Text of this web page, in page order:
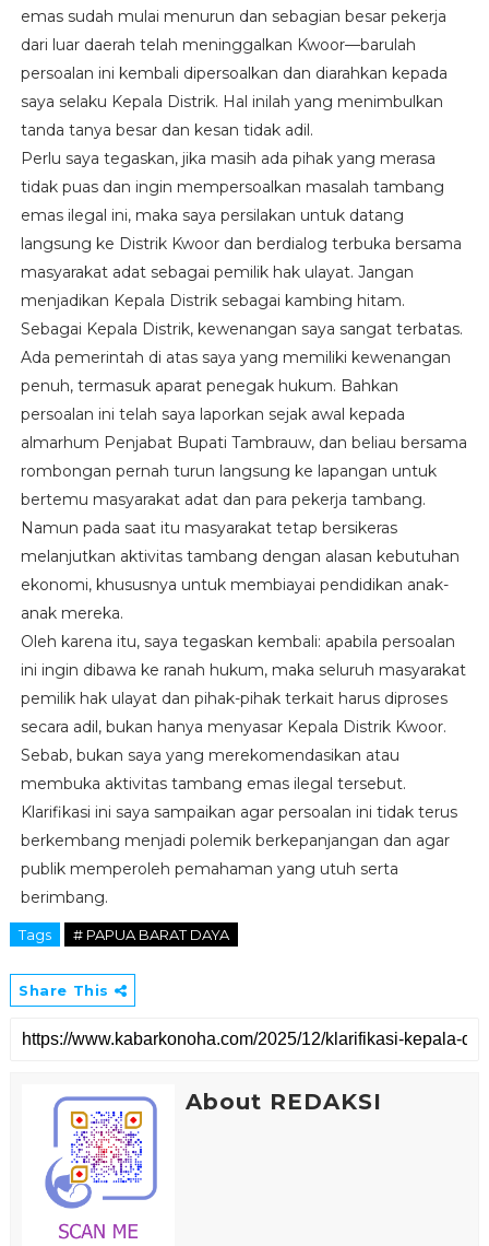
emas sudah mulai menurun dan sebagian besar pekerja
dari luar daerah telah meninggalkan Kwoor—barulah
persoalan ini kembali dipersoalkan dan diarahkan kepada
saya selaku Kepala Distrik. Hal inilah yang menimbulkan
tanda tanya besar dan kesan tidak adil.
Perlu saya tegaskan, jika masih ada pihak yang merasa
tidak puas dan ingin mempersoalkan masalah tambang
emas ilegal ini, maka saya persilakan untuk datang
langsung ke Distrik Kwoor dan berdialog terbuka bersama
masyarakat adat sebagai pemilik hak ulayat. Jangan
menjadikan Kepala Distrik sebagai kambing hitam.
Sebagai Kepala Distrik, kewenangan saya sangat terbatas.
Ada pemerintah di atas saya yang memiliki kewenangan
penuh, termasuk aparat penegak hukum. Bahkan
persoalan ini telah saya laporkan sejak awal kepada
almarhum Penjabat Bupati Tambrauw, dan beliau bersama
rombongan pernah turun langsung ke lapangan untuk
bertemu masyarakat adat dan para pekerja tambang.
Namun pada saat itu masyarakat tetap bersikeras
melanjutkan aktivitas tambang dengan alasan kebutuhan
ekonomi, khususnya untuk membiayai pendidikan anak-
anak mereka.
Oleh karena itu, saya tegaskan kembali: apabila persoalan
ini ingin dibawa ke ranah hukum, maka seluruh masyarakat
pemilik hak ulayat dan pihak-pihak terkait harus diproses
secara adil, bukan hanya menyasar Kepala Distrik Kwoor.
Sebab, bukan saya yang merekomendasikan atau
membuka aktivitas tambang emas ilegal tersebut.
Klarifikasi ini saya sampaikan agar persoalan ini tidak terus
berkembang menjadi polemik berkepanjangan dan agar
publik memperoleh pemahaman yang utuh serta
berimbang.
Tags # PAPUA BARAT DAYA
Share This
About REDAKSI